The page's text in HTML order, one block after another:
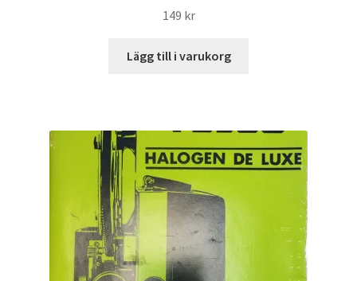
149 kr
Lägg till i varukorg